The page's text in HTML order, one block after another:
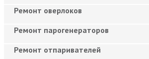
Ремонт оверлоков
Ремонт парогенераторов
Ремонт отпаривателей